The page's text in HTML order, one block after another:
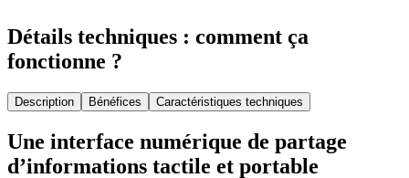
Détails techniques : comment ça
fonctionne ?
Description Bénéfices Caractéristiques techniques
Une interface numérique de partage
d’informations tactile et portable